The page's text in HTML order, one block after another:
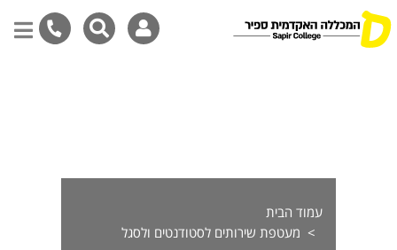
עמוד הבית
מעטפת שירותים לסטודנטים ולסגל